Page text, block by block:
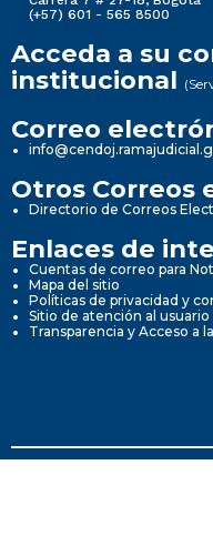
(+57) 601 - 565 8500
Acceda a su
institucional
Correo
Otros Correos
Directorio de Correos
Enlaces de
Cuentas de correo para
Mapa del sitio
Políticas de privacidad y
Sitio de atención al usuario
Transparencia y Acceso a